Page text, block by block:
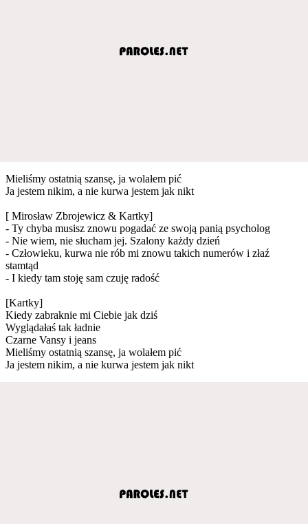
Mieliśmy ostatnią szansę, ja wolałem pić
Ja jestem nikim, a nie kurwa jestem jak nikt
[ Mirosław Zbrojewicz & Kartky]
- Ty chyba musisz znowu pogadać ze swoją panią psycholog
- Nie wiem, nie słucham jej. Szalony każdy dzień
- Człowieku, kurwa nie rób mi znowu takich numerów i złaź
stamtąd
- I kiedy tam stoję sam czuję radość
[Kartky]
Kiedy zabraknie mi Ciebie jak dziś
Wyglądałaś tak ładnie
Czarne Vansy i jeans
Mieliśmy ostatnią szansę, ja wolałem pić
Ja jestem nikim, a nie kurwa jestem jak nikt